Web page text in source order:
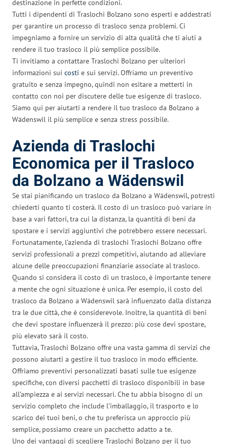
destinazione in perfette condizioni.
Tutti i dipendenti di Traslochi Bolzano sono esperti e addestrati
per garantire un processo di trasloco senza problemi. Ci
impegniamo a fornire un servizio di alta qualità che ti aiuti a
rendere il tuo trasloco il più semplice possibile.
Ti invitiamo a contattare Traslochi Bolzano per ulteriori
informazioni sui costi e sui servizi. Offriamo un preventivo
gratuito e senza impegno, quindi non esitare a metterti in
contatto con noi per discutere delle tue esigenze di trasloco.
Siamo qui per aiutarti a rendere il tuo trasloco da Bolzano a
Wädenswil il più semplice e senza stress possibile.
Azienda di Traslochi
Economica per il Trasloco
da Bolzano a Wädenswil
Se stai pianificando un trasloco da Bolzano a Wädenswil, potresti
chiederti quanto ti costerà. Il costo di un trasloco può variare in
base a vari fattori, tra cui la distanza, la quantità di beni da
spostare e i servizi aggiuntivi che potrebbero essere necessari.
Fortunatamente, l’azienda di traslochi Traslochi Bolzano offre
servizi professionali a prezzi competitivi, aiutando ad alleviare
alcune delle preoccupazioni finanziarie associate al trasloco.
Quando si considera il costo di un trasloco, è importante tenere
a mente che ogni situazione è unica. Per esempio, il costo del
trasloco da Bolzano a Wädenswil sarà influenzato dalla distanza
tra le due città, che è considerevole. Inoltre, la quantità di beni
che devi spostare influenzerà il prezzo: più cose devi spostare,
più elevato sarà il costo.
Tuttavia, Traslochi Bolzano offre una vasta gamma di servizi che
possono aiutarti a gestire il tuo trasloco in modo efficiente.
Offriamo preventivi personalizzati basati sulle tue esigenze
specifiche, con diversi pacchetti di trasloco disponibili in base
all’ampiezza e ai servizi necessari. Che tu abbia bisogno di un
servizio completo che include l’imballaggio, il trasporto e lo
scarico dei tuoi beni, o che tu preferisca un approccio più
semplice, possiamo creare un pacchetto adatto a te.
Uno dei vantaggi di scegliere Traslochi Bolzano per il tuo